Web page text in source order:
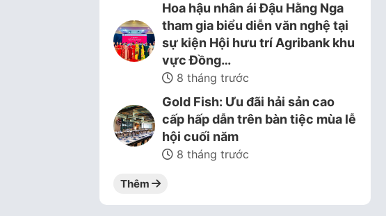
Hoa hậu nhân ái Đậu Hằng Nga
tham gia biểu diễn văn nghệ tại
sự kiện Hội hưu trí Agribank khu
vực Đồng…
8 tháng trước
Gold Fish: Ưu đãi hải sản cao
cấp hấp dẫn trên bàn tiệc mùa lễ
hội cuối năm
8 tháng trước
Thêm